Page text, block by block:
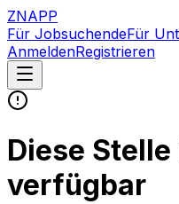
ZNAPP
Für JobsuchendeFür
AnmeldenRegistrieren
Diese
verfügbar